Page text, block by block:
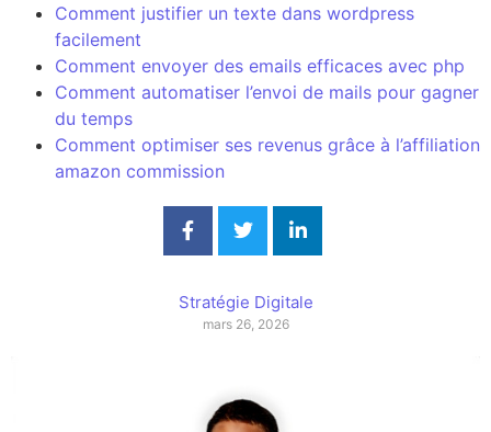
Comment justifier un texte dans wordpress
facilement
Comment envoyer des emails efficaces avec php
Comment automatiser l’envoi de mails pour gagner
du temps
Comment optimiser ses revenus grâce à l’affiliation
amazon commission
Stratégie Digitale
mars 26, 2026